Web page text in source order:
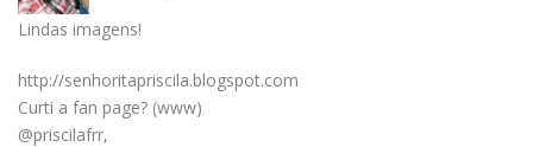
Lindas imagens!
http://senhoritapriscila.blogspot.com
Curti a fan page? (www)
@priscilafrr,